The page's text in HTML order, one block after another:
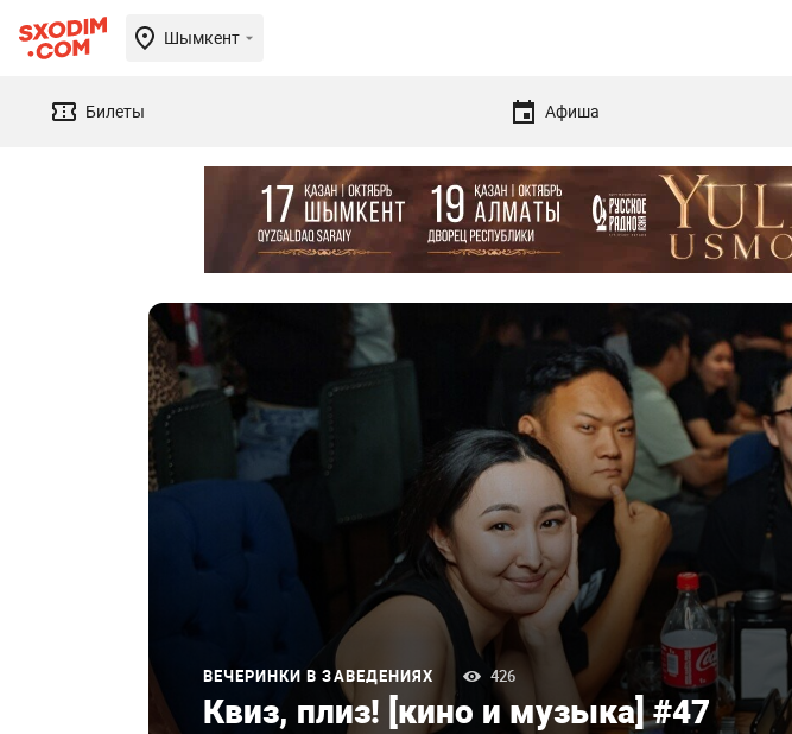
Шымкент
Билеты Афиша
ВЕЧЕРИНКИ В ЗАВЕДЕНИЯХ 426
Квиз, плиз! [кино и музыка] #47